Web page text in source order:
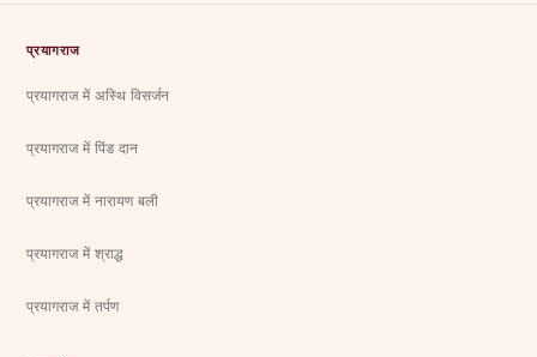
प्रयागराज
प्रयागराज में अस्थि विसर्जन
प्रयागराज में पिंड दान
प्रयागराज में नारायण बली
प्रयागराज में श्राद्ध
प्रयागराज में तर्पण